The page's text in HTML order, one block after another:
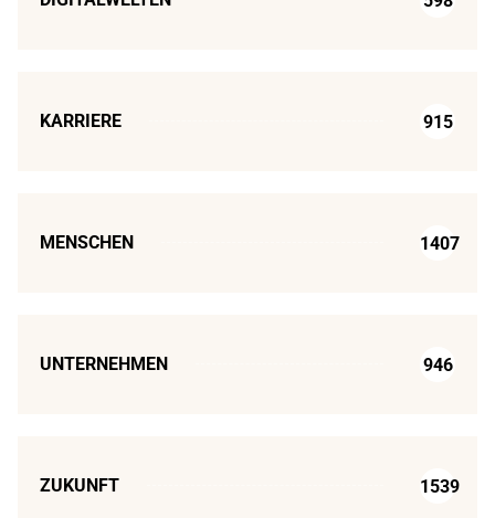
KARRIERE 915
MENSCHEN 1407
UNTERNEHMEN 946
ZUKUNFT 1539